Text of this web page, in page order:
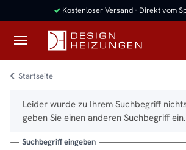
✓ Kostenloser Versand · Direkt vom
Startseite
x
Leider wurde zu Ihrem Suchbegriff
geben Sie einen anderen Suchbegriff ein.
Suchbegriff eingeben